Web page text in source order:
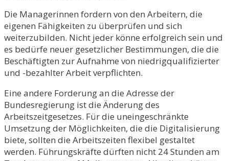
Die Managerinnen fordern von den Arbeitern, die
eigenen Fähigkeiten zu überprüfen und sich
weiterzubilden. Nicht jeder könne erfolgreich sein und
es bedürfe neuer gesetzlicher Bestimmungen, die die
Beschäftigten zur Aufnahme von niedrigqualifizierter
und -bezahlter Arbeit verpflichten.
Eine andere Forderung an die Adresse der
Bundesregierung ist die Änderung des
Arbeitszeitgesetzes. Für die uneingeschränkte
Umsetzung der Möglichkeiten, die die Digitalisierung
biete, sollten die Arbeitszeiten flexibel gestaltet
werden. Führungskräfte dürften nicht 24 Stunden am